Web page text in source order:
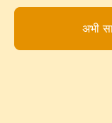
अभी